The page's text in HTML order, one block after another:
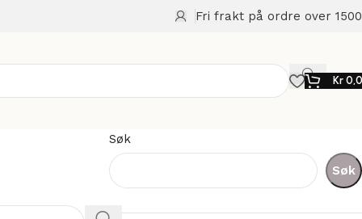
Fri frakt på ordre over
Kr
Søk
Søk